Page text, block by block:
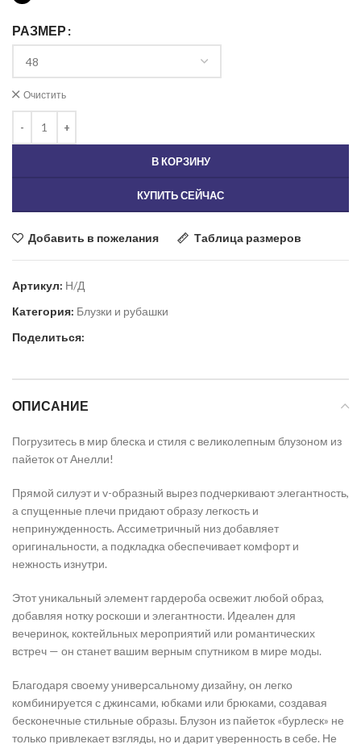
РАЗМЕР
Очистить
В КОРЗИНУ
КУПИТЬ СЕЙЧАС
Добавить в пожелания Таблица размеров
Артикул: Н/Д
Категория: Блузки и рубашки
Поделиться:
ОПИСАНИЕ
Погрузитесь в мир блеска и стиля с великолепным блузоном из
пайеток от Анелли!
Прямой силуэт и v-образный вырез подчеркивают элегантность,
а спущенные плечи придают образу легкость и
непринужденность. Ассиметричный низ добавляет
оригинальности, а подкладка обеспечивает комфорт и
нежность изнутри.
Этот уникальный элемент гардероба освежит любой образ,
добавляя нотку роскоши и элегантности. Идеален для
вечеринок, коктейльных мероприятий или романтических
встреч — он станет вашим верным спутником в мире моды.
Благодаря своему универсальному дизайну, он легко
комбинируется с джинсами, юбками или брюками, создавая
бесконечные стильные образы. Блузон из пайеток «бурлеск» не
только привлекает взгляды, но и дарит уверенность в себе. Не